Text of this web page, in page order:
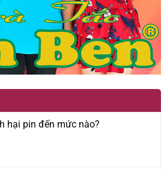
hại pin đến mức nào?